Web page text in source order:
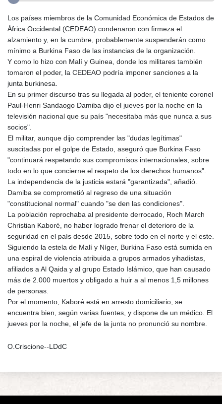
Los países miembros de la Comunidad Económica de Estados de
África Occidental (CEDEAO) condenaron con firmeza el
alzamiento y, en la cumbre, probablemente suspenderán como
mínimo a Burkina Faso de las instancias de la organización.
Y como lo hizo con Malí y Guinea, donde los militares también
tomaron el poder, la CEDEAO podría imponer sanciones a la
junta burkinesa.
En su primer discurso tras su llegada al poder, el teniente coronel
Paul-Henri Sandaogo Damiba dijo el jueves por la noche en la
televisión nacional que su país "necesitaba más que nunca a sus
socios".
El militar, aunque dijo comprender las "dudas legítimas"
suscitadas por el golpe de Estado, aseguró que Burkina Faso
"continuará respetando sus compromisos internacionales, sobre
todo en lo que concierne el respeto de los derechos humanos".
La independencia de la justicia estará "garantizada", añadió.
Damiba se comprometió al regreso de una situación
"constitucional normal" cuando "se den las condiciones".
La población reprochaba al presidente derrocado, Roch March
Christian Kaboré, no haber logrado frenar el deterioro de la
seguridad en el país desde 2015, sobre todo en el norte y el este.
Siguiendo la estela de Malí y Níger, Burkina Faso está sumida en
una espiral de violencia atribuida a grupos armados yihadistas,
afiliados a Al Qaida y al grupo Estado Islámico, que han causado
más de 2.000 muertos y obligado a huir a al menos 1,5 millones
de personas.
Por el momento, Kaboré está en arresto domiciliario, se
encuentra bien, según varias fuentes, y dispone de un médico. El
jueves por la noche, el jefe de la junta no pronunció su nombre.
O.Criscione--LDdC